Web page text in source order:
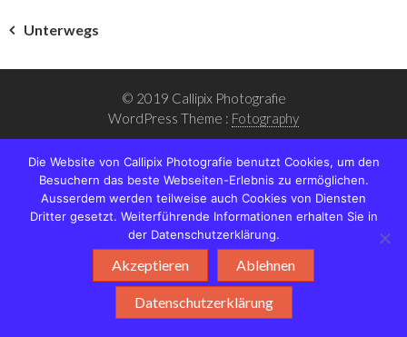
Beitragsnavigation
Unterwegs
© 2019 Callipix Photografie
WordPress Theme : Fotography
Die Website von Callipix Photografie benutzt Cookies, um den
Besuchern das beste Webseiten-Erlebnis zu ermöglichen.
Ausserdem werden teilweise auch Cookies von Diensten
Dritter gesetzt. Weiterführende Informationen erhalten Sie in
der Datenschutzerklärung.
Akzeptieren Ablehnen
Datenschutzerklärung